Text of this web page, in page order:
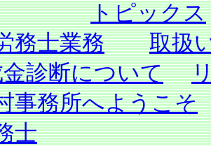
トピックス
務士業務
取扱
診断について
事務所へようこそ
士